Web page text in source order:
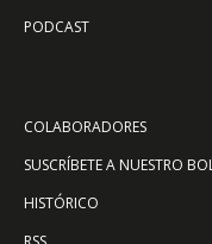
PODCAST
COLABORADORES
SUSCRÍBETE A NUESTRO
HISTÓRICO